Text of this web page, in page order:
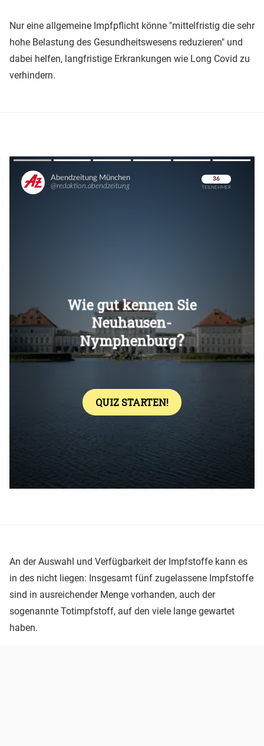
Nur eine allgemeine Impfpflicht könne "mittelfristig die sehr
hohe Belastung des Gesundheitswesens reduzieren" und
dabei helfen, langfristige Erkrankungen wie Long Covid zu
verhindern.
Überspringen
Überspringen
An der Auswahl und Verfügbarkeit der Impfstoffe kann es
in des nicht liegen: Insgesamt fünf zugelassene Impfstoffe
sind in ausreichender Menge vorhanden, auch der
sogenannte Totimpfstoff, auf den viele lange gewartet
haben.